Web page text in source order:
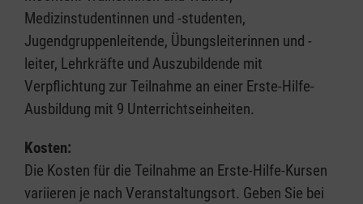
Medizinstudentinnen und -studenten,
Jugendgruppenleitende, Übungsleiterinnen und -
leiter, Lehrkräfte und Auszubildende mit
Verpflichtung zur Teilnahme an einer Erste-Hilfe-
Ausbildung mit 9 Unterrichtseinheiten.
Kosten:
Die Kosten für die Teilnahme an Erste-Hilfe-Kursen
variieren je nach Veranstaltungsort. Geben Sie bei